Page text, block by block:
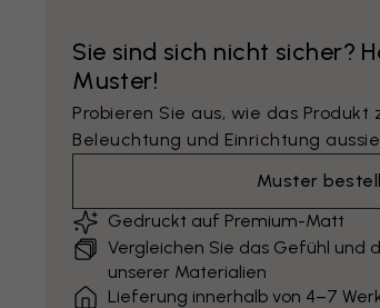
Sie sind sich nicht sicher?
Muster!
Probieren Sie aus, wie das
Beleuchtung und Einrichtung
Muster
Gedruckt auf Premium-Matt
Vergleichen Sie das Gefühl und
unserer Materialien
Lieferung innerhalb von 4–7